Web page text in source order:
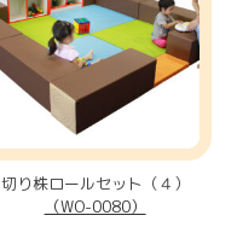
切り株ロールセット（４）
（WO-0080）